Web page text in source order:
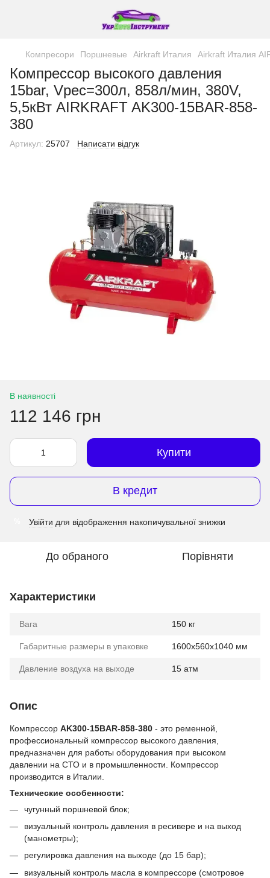
Компресори Поршневые Airkraft Италия Airkraft Италия
Компрессор высокого давления
15bar, Vрес=300л, 858л/мин, 380V,
5,5кВт AIRKRAFT AK300-15BAR-858-
380
Артикул: 25707 Написати відгук
В наявності
112 146 грн
Купити
В кредит
Увійти для відображення накопичувальної знижки
До обраного Порівняти
Характеристики
Вага 150 кг
Габаритные размеры в упаковке 1600х560х1040 мм
Давление воздуха на выходе 15 атм
Опис
Компрессор AK300-15BAR-858-380 - это ременной,
профессиональный компрессор высокого давления,
предназначен для работы оборудования при высоком
давлении на СТО и в промышленности. Компрессор
производится в Италии.
Технические особенности:
чугунный поршневой блок;
визуальный контроль давления в ресивере и на выход
(манометры);
регулировка давления на выходе (до 15 бар);
визуальный контроль масла в компрессоре (смотровое